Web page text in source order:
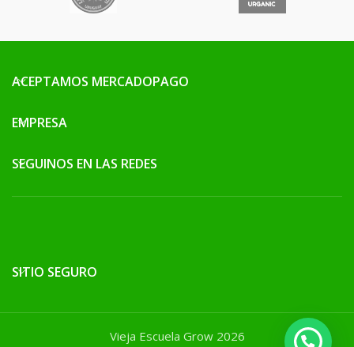
ACEPTAMOS MERCADOPAGO
EMPRESA
SEGUINOS EN LAS REDES
SITIO SEGURO
Vieja Escuela Grow 2026